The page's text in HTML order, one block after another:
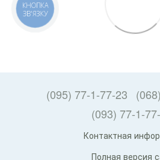
(095) 77-1-77-23
(093) 77-1-
Контактная
Полная версия
КНОПКА
ЗВ'ЯЗКУ